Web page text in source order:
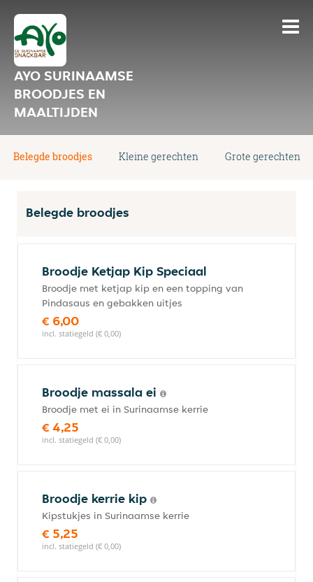
AYO SURINAAMSE
BROODJES EN
MAALTIJDEN
Belegde broodjes Kleine gerechten Grote gerechten
Belegde broodjes
Broodje Ketjap Kip Speciaal
Broodje met ketjap kip en een topping van
Pindasaus en gebakken uitjes
€ 6,00
incl. statiegeld (€ 0,00)
Broodje massala ei
Broodje met ei in Surinaamse kerrie
€ 4,25
incl. statiegeld (€ 0,00)
Broodje kerrie kip
Kipstukjes in Surinaamse kerrie
€ 5,25
incl. statiegeld (€ 0,00)